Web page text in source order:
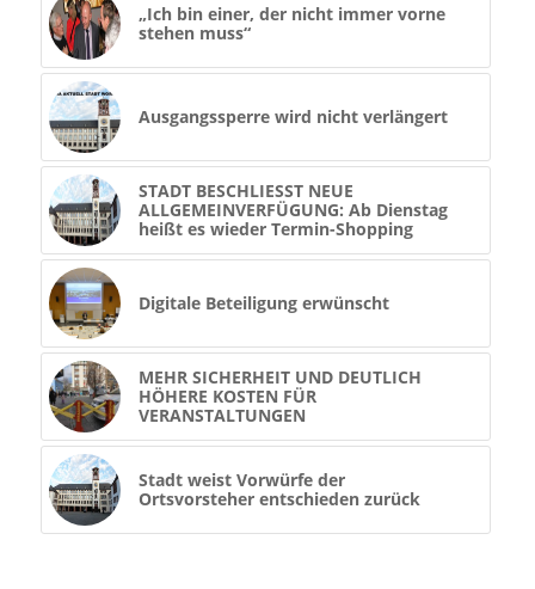
„Ich bin einer, der nicht immer vorne
stehen muss“
Ausgangssperre wird nicht verlängert
STADT BESCHLIESST NEUE
ALLGEMEINVERFÜGUNG: Ab Dienstag
heißt es wieder Termin-Shopping
Digitale Beteiligung erwünscht
MEHR SICHERHEIT UND DEUTLICH
HÖHERE KOSTEN FÜR
VERANSTALTUNGEN
Stadt weist Vorwürfe der
Ortsvorsteher entschieden zurück